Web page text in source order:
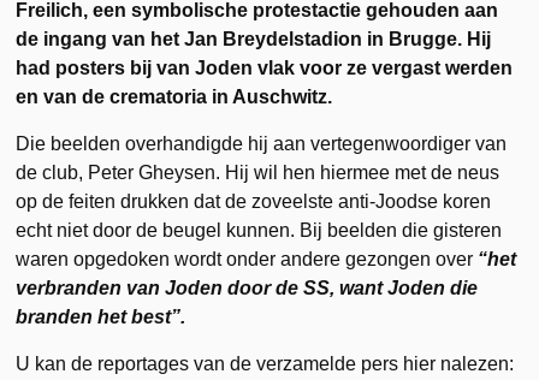
Freilich, een symbolische protestactie gehouden aan
de ingang van het Jan Breydelstadion in Brugge. Hij
had posters bij van Joden vlak voor ze vergast werden
en van de crematoria in Auschwitz.
Die beelden overhandigde hij aan vertegenwoordiger van
de club, Peter Gheysen. Hij wil hen hiermee met de neus
op de feiten drukken dat de zoveelste anti-Joodse koren
echt niet door de beugel kunnen. Bij beelden die gisteren
waren opgedoken wordt onder andere gezongen over “het
verbranden van Joden door de SS, want Joden die
branden het best”.
U kan de reportages van de verzamelde pers hier nalezen: